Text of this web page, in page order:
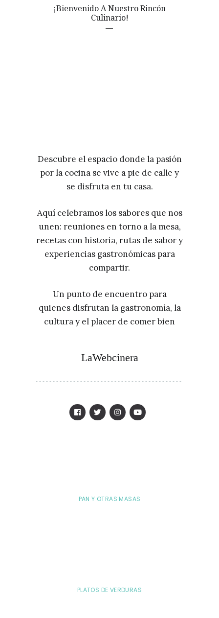
¡Bienvenido A Nuestro Rincón
Culinario!
Descubre el espacio donde la pasión
por la cocina se vive a pie de calle y
se disfruta en tu casa.
Aquí celebramos los sabores que nos
unen: reuniones en torno a la mesa,
recetas con historia, rutas de sabor y
experiencias gastronómicas para
compartir.
Un punto de encuentro para
quienes disfrutan la gastronomía, la
cultura y el placer de comer bien
LaWebcinera
PAN Y OTRAS MASAS
PLATOS DE VERDURAS